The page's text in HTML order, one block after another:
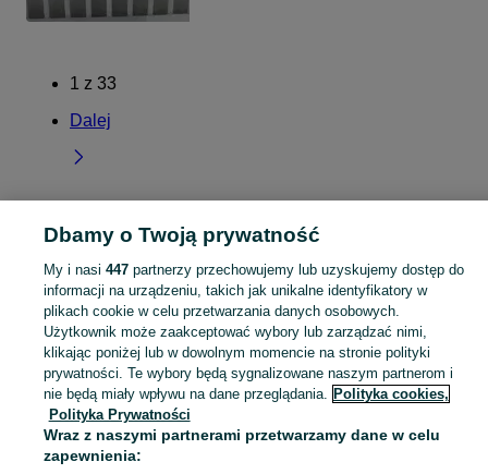
1 z 33
Dalej
Strona główna Mazowieckie Chrzanów Duży
KATEGORIA
Popularne wyszukiwania
drzewo owocowe na ognisko drzewo na ognisko
Skorzystaj z największego serwisu ogłoszeniowego - Chrzanów Duży i okolice! Kupuj to, czego pragniesz i sprzedawaj to, czego już nie potrzebujesz! Zobacz
Dbamy o Twoją prywatność
My i nasi 447partnerzy przechowujemy lub uzyskujemy dostęp do
informacji na urządzeniu, takich jak unikalne identyfikatory w
plikach cookie w celu przetwarzania danych osobowych.
Użytkownik może zaakceptować wybory lub zarządzać nimi,
klikając poniżej lub w dowolnym momencie na stronie polityki
prywatności. Te wybory będą sygnalizowane naszym partnerom i
nie będą miały wpływu na dane przeglądania. Polityka cookies,
Polityka Prywatności
Wraz z naszymi partnerami przetwarzamy dane w celu
zapewnienia: